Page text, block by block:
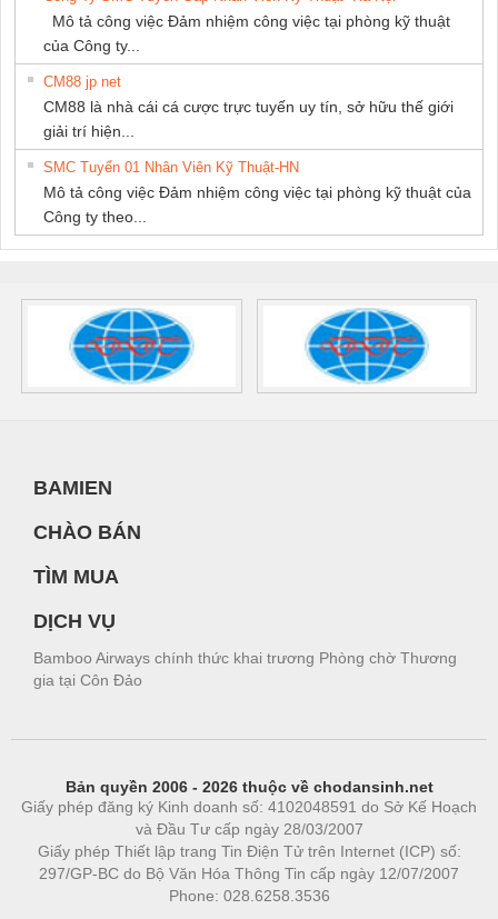
Mô tả công việc Đảm nhiệm công việc tại phòng kỹ thuật
của Công ty...
CM88 jp net
CM88 là nhà cái cá cược trực tuyến uy tín, sở hữu thế giới
giải trí hiện...
SMC Tuyển 01 Nhân Viên Kỹ Thuật-HN
Mô tả công việc Đảm nhiệm công việc tại phòng kỹ thuật của
Công ty theo...
BAMIEN
CHÀO BÁN
TÌM MUA
DỊCH VỤ
Bamboo Airways chính thức khai trương Phòng chờ Thương
gia tại Côn Đảo
Bản quyền 2006 - 2026 thuộc về chodansinh.net
Giấy phép đăng ký Kinh doanh số: 4102048591 do Sở Kế Hoạch
và Đầu Tư cấp ngày 28/03/2007
Giấy phép Thiết lập trang Tin Điện Tử trên Internet (ICP) số:
297/GP-BC do Bộ Văn Hóa Thông Tin cấp ngày 12/07/2007
Phone: 028.6258.3536